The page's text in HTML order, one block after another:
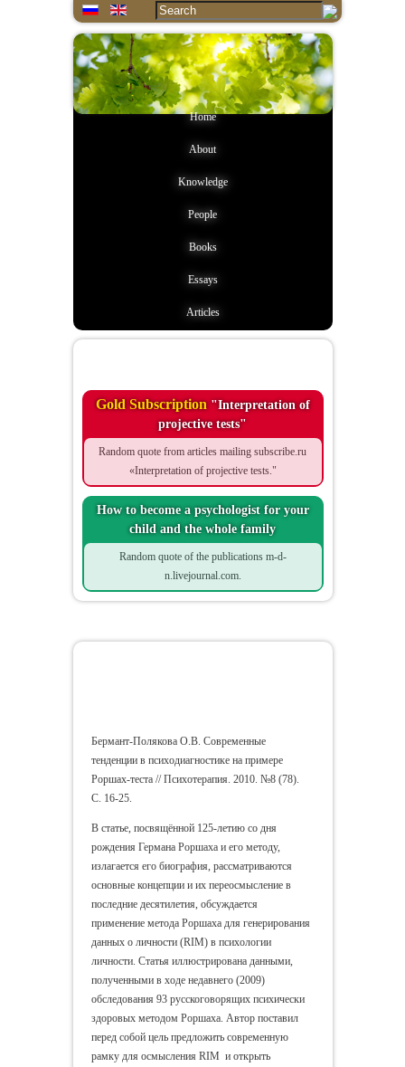
Home
About
Knowledge
People
Books
Essays
Articles
Gold Subscription"Interpretation of
projective tests"
Random quote from articles mailing subscribe.ru
«Interpretation of projective tests."
How to become a psychologist for your
child and the whole family
Random quote of the publications m-d-
n.livejournal.com.
Бермант-Полякова О.В. Современные
тенденции в психодиагностике на примере
Роршах-теста // Психотерапия. 2010. №8 (78).
С. 16-25.
В статье, посвящённой 125-летию со дня
рождения Германа Роршаха и его методу,
излагается его биография, рассматриваются
основные концепции и их переосмысление в
последние десятилетия, обсуждается
применение метода Роршаха для генерирования
данных о личности (RIM) в психологии
личности. Статья иллюстрирована данными,
полученными в ходе недавнего (2009)
обследования 93 русскоговорящих психически
здоровых методом Роршаха. Автор поставил
перед собой цель предложить современную
рамку для осмысления RIM и открыть